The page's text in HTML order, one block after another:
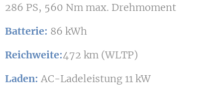
286 PS, 560 Nm max. Drehmoment
Batterie: 86 kWh
Reichweite:472 km (WLTP)
Laden: AC-Ladeleistung 11 kW